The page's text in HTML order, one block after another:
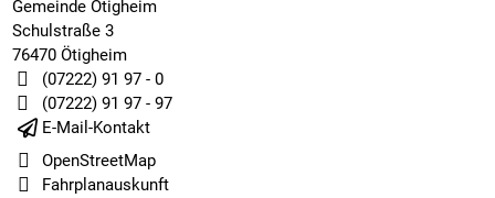
Gemeinde Ötigheim
Schulstraße 3
76470 Ötigheim
(07222) 91 97 - 0
(07222) 91 97 - 97
E-Mail-Kontakt
OpenStreetMap
Fahrplanauskunft